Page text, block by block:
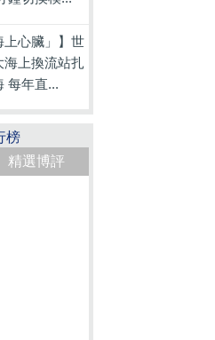
上心臟」】世
海上換流站扎
每年直...
榜
精選博評